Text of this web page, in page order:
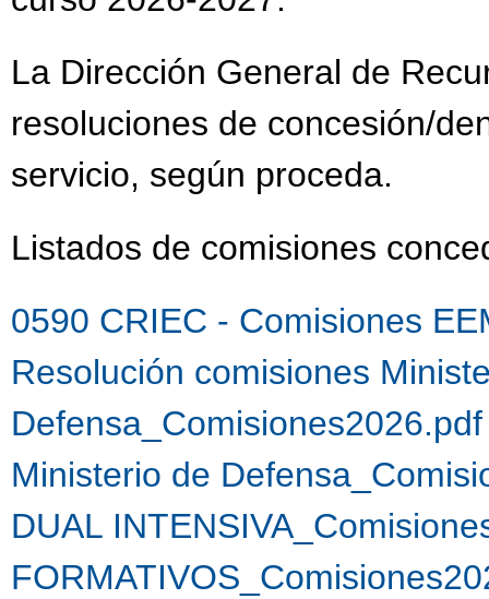
La Dirección General de
resoluciones de concesión/
servicio, según proceda.
Listados de comisiones
0590 CRIEC - Comisiones
Resolución comisiones
Ministerio de
DUAL